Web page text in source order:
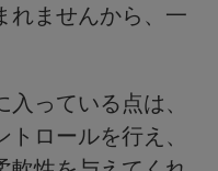
れませんから、一
入っている点は、
ロールを行え、